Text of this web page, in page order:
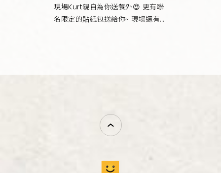
現場Kurt親自為你送餐外😍 更有聯
名限定的貼紙包送給你~ 現場還有機